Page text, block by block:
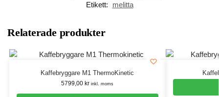
Etikett:
melitta
Relaterade produkter
Kaffebryggare M1 ThermoKinetic
5799,00 kr inkl. moms